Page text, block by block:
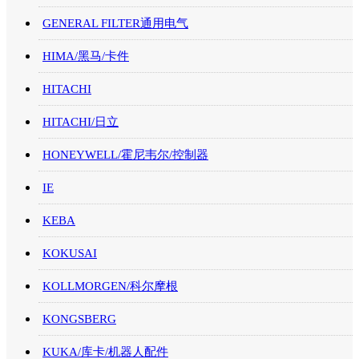
GENERAL FILTER通用电气
HIMA/黑马/卡件
HITACHI
HITACHI/日立
HONEYWELL/霍尼韦尔/控制器
IE
KEBA
KOKUSAI
KOLLMORGEN/科尔摩根
KONGSBERG
KUKA/库卡/机器人配件